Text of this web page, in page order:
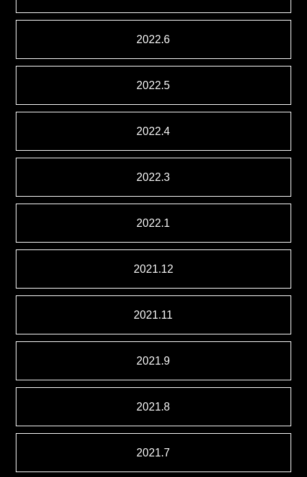
2022.6
2022.5
2022.4
2022.3
2022.1
2021.12
2021.11
2021.9
2021.8
2021.7